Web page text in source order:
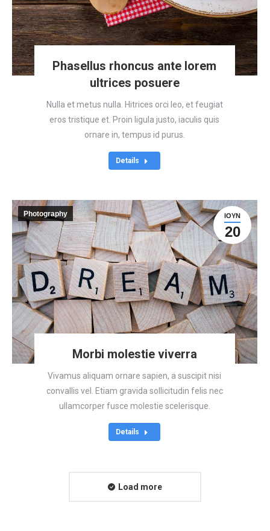
Phasellus rhoncus ante lorem
ultrices posuere
Nulla et metus nulla. Hitrices orci leo, et feugiat
eros tristique et. Proin ligula justo, iaculis quis
ornare in, tempus id purus.
Details
ΙΟΎΝ
20
Photography
Morbi molestie viverra
Vivamus aliquam ornare sapien, a suscipit nisi
convallis vel. Etiam gravida sollicitudin felis nec
ullamcorper fusce molestie scelerisque.
Details
Load more